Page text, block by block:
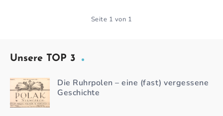
Seite 1 von 1
Unsere TOP 3
Die Ruhrpolen – eine (fast) vergessene
Geschichte